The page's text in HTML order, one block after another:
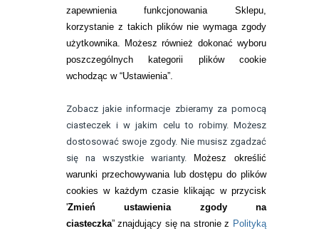
zapewnienia funkcjonowania Sklepu,
korzystanie z takich plików nie wymaga zgody
użytkownika. Możesz również dokonać wyboru
poszczególnych kategorii plików cookie
wchodząc w “Ustawienia”.
Zobacz jakie informacje zbieramy za pomocą
ciasteczek i w jakim celu to robimy. Możesz
dostosować swoje zgody. Nie musisz zgadzać
się na wszystkie warianty.
Możesz określić
warunki przechowywania lub dostępu do plików
cookies w każdym czasie klikając w przycisk
'Zmień ustawienia zgody na
ciasteczka” znajdujący się na stronie z Polityką
KONTAKT
telefon:
22 113 44 42
telefon:
732 08 08 72
kontakt@bezokularow.pl